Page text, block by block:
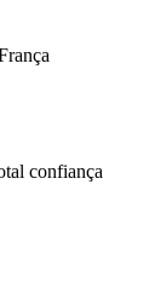
confiança